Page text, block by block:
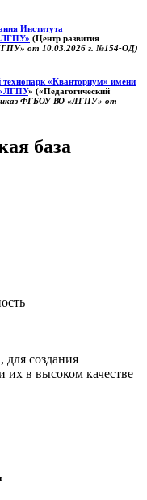
Института
(Центр развития
от 10.03.2026 г. №154-ОД)
«Кванториум» имени
» («Педагогический
ФГБОУ ВО «ЛГПУ» от
база
для создания
их в высоком качестве